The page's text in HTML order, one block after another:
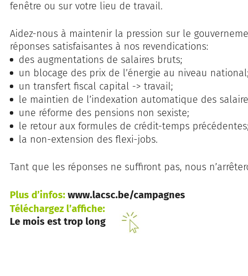
fenêtre ou sur votre lieu de travail.
Aidez-nous à maintenir la pression sur le
réponses satisfaisantes à nos revendications:
des augmentations de salaires bruts;
un blocage des prix de l’énergie au niveau national;
un transfert fiscal capital -> travail;
le maintien de l’indexation automatique des
une réforme des pensions non sexiste;
le retour aux formules de crédit-temps précédentes;
la non-extension des flexi-jobs.
Tant que les réponses ne suffiront pas, nous
Plus d’infos: www.lacsc.be/campagnes
Téléchargez l’affiche:
Le mois est trop long